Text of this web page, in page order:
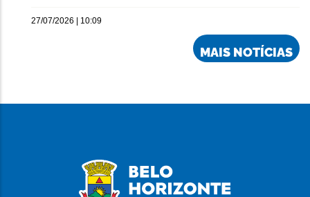
27/07/2026 | 10:09
MAIS NOTÍCIAS